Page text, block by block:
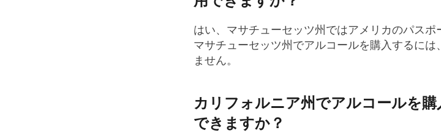
はい、マサチューセッツ州ではアメリカのパスポ
マサチューセッツ州でアルコールを購入するに
ません。
カリフォルニア州でアルコールを
できますか？